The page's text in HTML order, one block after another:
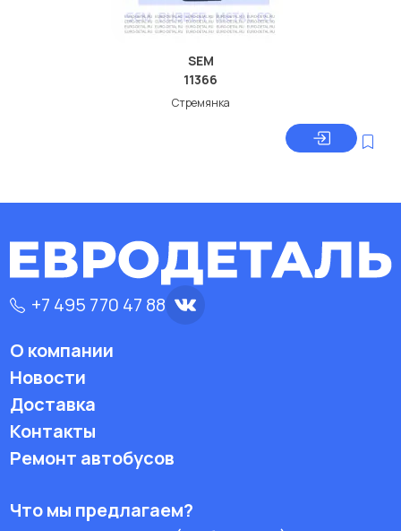
SEM
11366
Стремянка
+7 495 770 47 88
О компании
Новости
Доставка
Контакты
Ремонт автобусов
Что мы предлагаем?